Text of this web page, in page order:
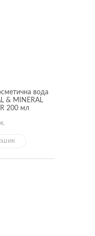
вода
& MINERAL
200 мл